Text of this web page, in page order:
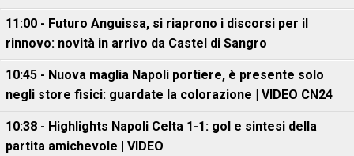
11:00 - Futuro Anguissa, si riaprono i discorsi per il
rinnovo: novità in arrivo da Castel di Sangro
10:45 - Nuova maglia Napoli portiere, è presente solo
negli store fisici: guardate la colorazione | VIDEO CN24
10:38 - Highlights Napoli Celta 1-1: gol e sintesi della
partita amichevole | VIDEO